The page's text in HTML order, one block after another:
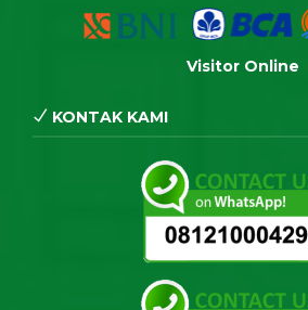
Visitor Online
KONTAK KAMI